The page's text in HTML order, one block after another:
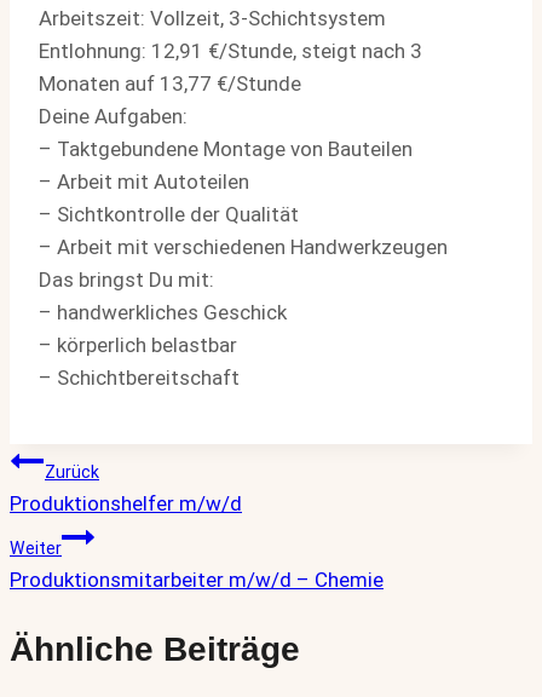
Arbeitszeit: Vollzeit, 3-Schichtsystem
Entlohnung: 12,91 €/Stunde, steigt nach 3
Monaten auf 13,77 €/Stunde
Deine Aufgaben:
– Taktgebundene Montage von Bauteilen
– Arbeit mit Autoteilen
– Sichtkontrolle der Qualität
– Arbeit mit verschiedenen Handwerkzeugen
Das bringst Du mit:
– handwerkliches Geschick
– körperlich belastbar
– Schichtbereitschaft
Beitragsnavigation
Zurück
Produktionshelfer m/w/d
Weiter
Produktionsmitarbeiter m/w/d – Chemie
Ähnliche Beiträge